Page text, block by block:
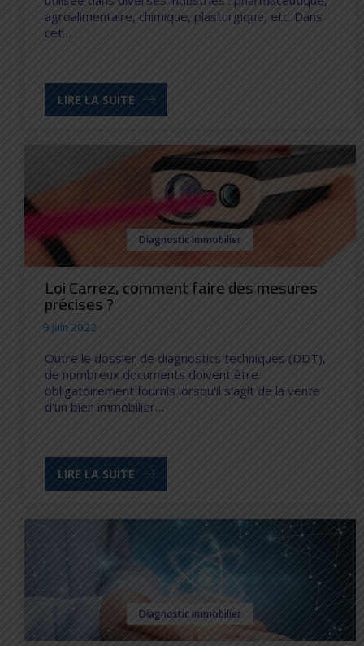
agroalimentaire, chimique, plasturgique, etc. Dans
cet…
LIRE LA SUITE
Diagnostic Immobilier
Loi Carrez, comment faire des mesures
précises ?
9 juin 2022
Outre le dossier de diagnostics techniques (DDT),
de nombreux documents doivent être
obligatoirement fournis lorsqu'il s'agit de la vente
d'un bien immobilier…
LIRE LA SUITE
Diagnostic Immobilier